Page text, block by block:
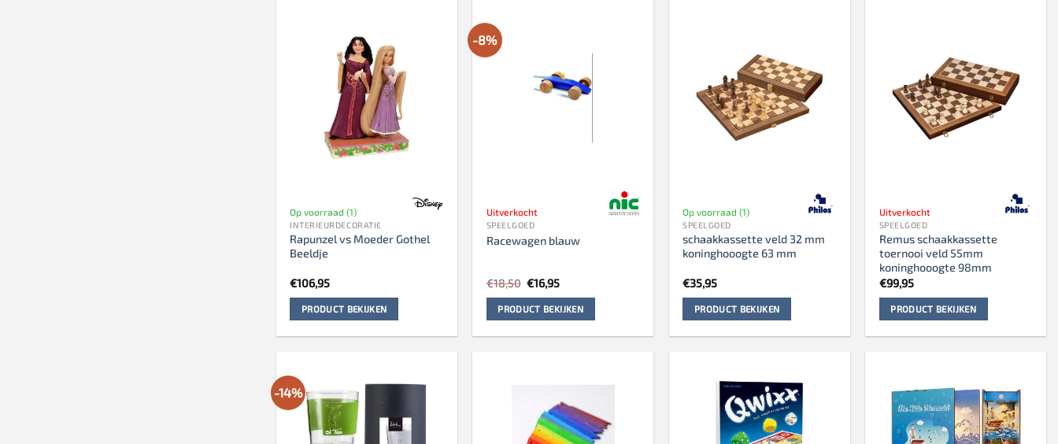
Op voorraad (1)
INTERIEURDECORATIE
Rapunzel vs Moeder Gothel
Beeldje
€106,95
PRODUCT BEKIJKEN
-8%
Uitverkocht
SPEELGOED
Racewagen blauw
€18,50 Oorspronkelijke
prijs
was:
€18,50.
€16,95Huidige
is:
€16,95.
PRODUCT BEKIJKEN
Op voorraad (1)
SPEELGOED
schaakkassette veld 32 mm
koninghooogte 63 mm
€35,95
PRODUCT BEKIJKEN
Uitverkocht
SPEELGOED
Remus schaakkassette
toernooi veld 55mm
koninghooogte 98mm
€99,95
PRODUCT BEKIJKEN
-14%